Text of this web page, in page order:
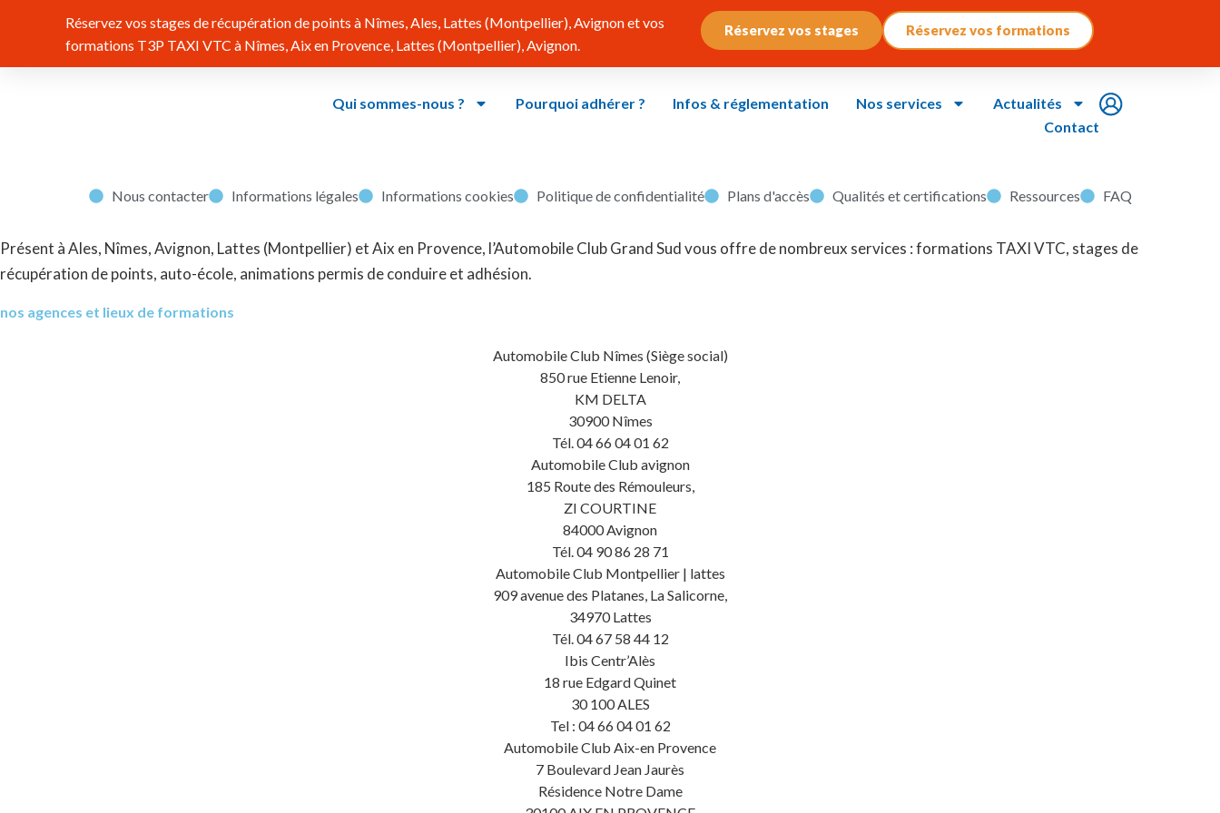
Réservez vos stages de récupération de points à Nîmes, Ales, Lattes (Montpellier), Avignon et vos
formations T3P TAXI VTC à Nîmes, Aix en Provence, Lattes (Montpellier), Avignon.
Réservez vos stages Réservez vos formations
Qui sommes-nous ? Pourquoi adhérer ? Infos & réglementation Nos services
Actualités
Contact
Nous contacter Informations légales Informations cookies Politique de confidentialité Plans d'accès Qualités et certifications Ressources FAQ
Présent à Ales, Nîmes, Avignon, Lattes (Montpellier) et Aix en Provence, l’Automobile Club Grand Sud vous offre de nombreux services : formations TAXI VTC, stages de
récupération de points, auto-école, animations permis de conduire et adhésion.
nos agences et lieux de formations
Automobile Club Nîmes (Siège social)
850 rue Etienne Lenoir,
KM DELTA
30900 Nîmes
Tél. 04 66 04 01 62
Automobile Club avignon
185 Route des Rémouleurs,
ZI COURTINE
84000 Avignon
Tél. 04 90 86 28 71
Automobile Club Montpellier | lattes
909 avenue des Platanes, La Salicorne,
34970 Lattes
Tél. 04 67 58 44 12
Ibis Centr’Alès
18 rue Edgard Quinet
30 100 ALES
Tel : 04 66 04 01 62
Automobile Club Aix-en Provence
7 Boulevard Jean Jaurès
Résidence Notre Dame